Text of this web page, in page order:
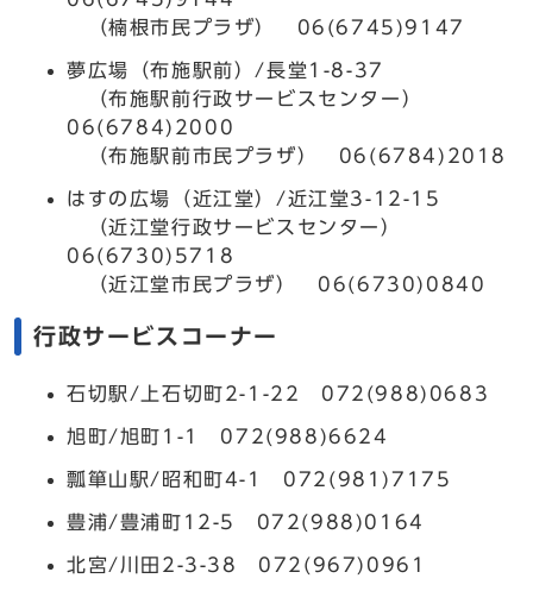
（楠根市民プラザ） 06(6745)9147
夢広場（布施駅前）/長堂1-8-37
（布施駅前行政サービスセンター）
06(6784)2000
（布施駅前市民プラザ） 06(6784)2018
はすの広場（近江堂）/近江堂3-12-15
（近江堂行政サービスセンター）
06(6730)5718
（近江堂市民プラザ） 06(6730)0840
行政サービスコーナー
石切駅/上石切町2-1-22 072(988)0683
旭町/旭町1-1 072(988)6624
瓢箪山駅/昭和町4-1 072(981)7175
豊浦/豊浦町12-5 072(988)0164
北宮/川田2-3-38 072(967)0961